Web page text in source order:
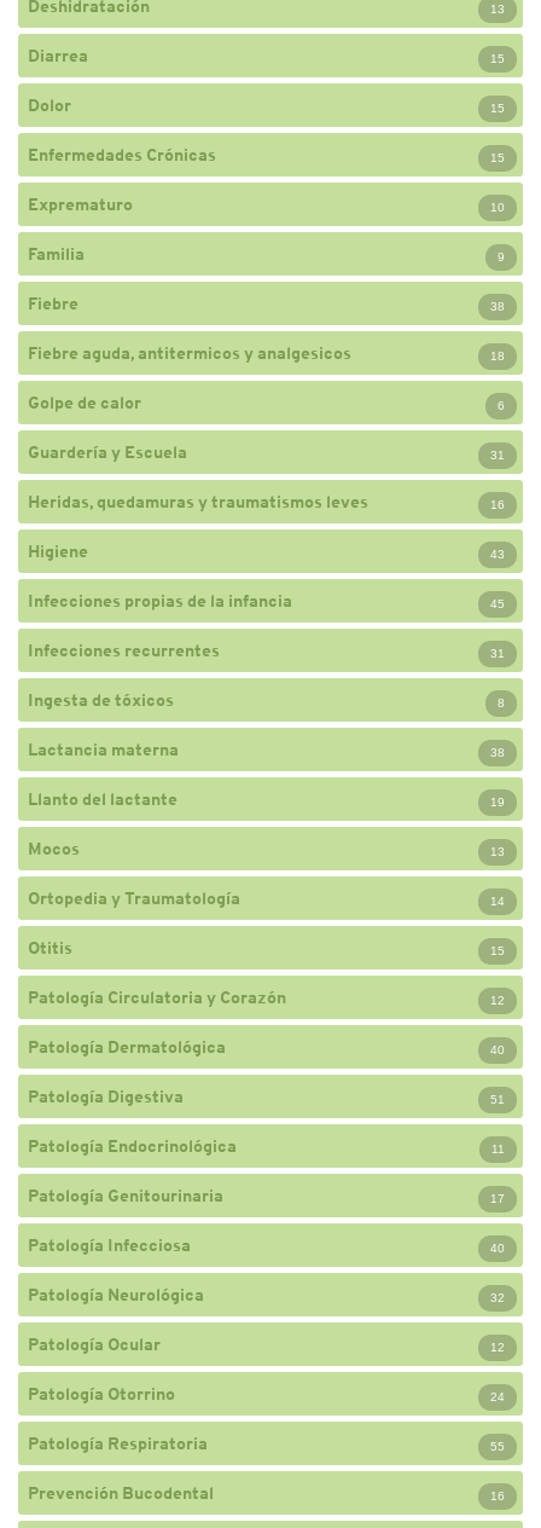
Deshidratación 13
Diarrea 15
Dolor 15
Enfermedades Crónicas 15
Exprematuro 10
Familia 9
Fiebre 38
Fiebre aguda, antitermicos y analgesicos 18
Golpe de calor 6
Guardería y Escuela 31
Heridas, quedamuras y traumatismos leves 16
Higiene 43
Infecciones propias de la infancia 45
Infecciones recurrentes 31
Ingesta de tóxicos 8
Lactancia materna 38
Llanto del lactante 19
Mocos 13
Ortopedia y Traumatología 14
Otitis 15
Patología Circulatoria y Corazón 12
Patología Dermatológica 40
Patología Digestiva 51
Patología Endocrinológica 11
Patología Genitourinaria 17
Patología Infecciosa 40
Patología Neurológica 32
Patología Ocular 12
Patología Otorrino 24
Patología Respiratoria 55
Prevención Bucodental 16